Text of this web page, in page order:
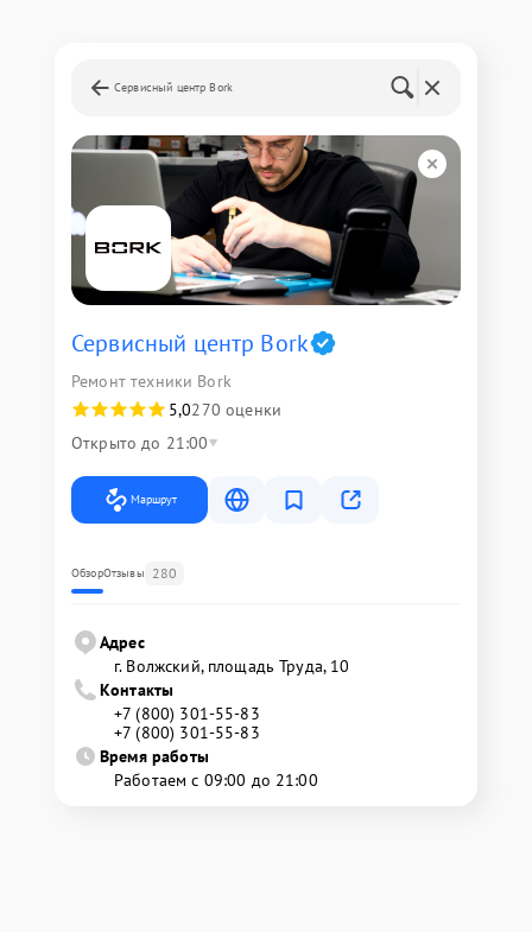
Сервисный центр Bork
Сервисный центр Bork
Ремонт техники Bork
5,0270 оценки
Открыто до 21:00
Маршрут
ОбзорОтзывы 280
Адрес
г. Волжский, площадь Труда, 10
Контакты
+7 (800) 301-55-83
+7 (800) 301-55-83
Время работы
Работаем с 09:00 до 21:00